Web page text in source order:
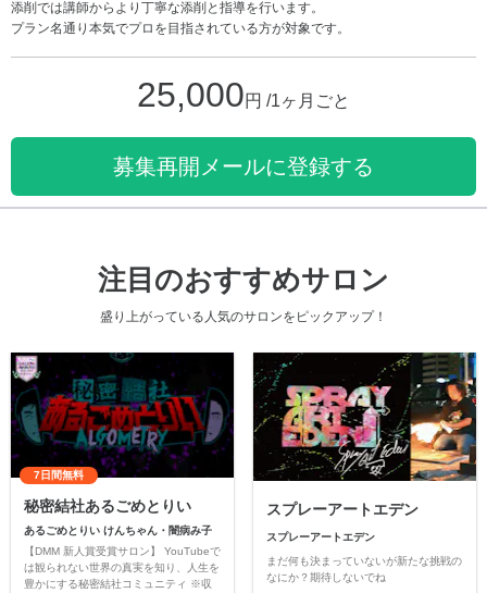
添削では講師からより丁寧な添削と指導を行います。
プラン名通り本気でプロを目指されている方が対象です。
25,000円 /1ヶ月ごと
募集再開メールに登録する
注目のおすすめサロン
盛り上がっている人気のサロンをピックアップ！
7日間無料
秘密結社あるごめとりい
あるごめとりい けんちゃん・闇病み子
【DMM 新人賞受賞サロン】 YouTubeで
は観られない世界の真実を知り、人生を
豊かにする秘密結社コミュニティ ※収
スプレーアートエデン
スプレーアートエデン
まだ何も決まっていないが新たな挑戦の
なにか？期待しないでね